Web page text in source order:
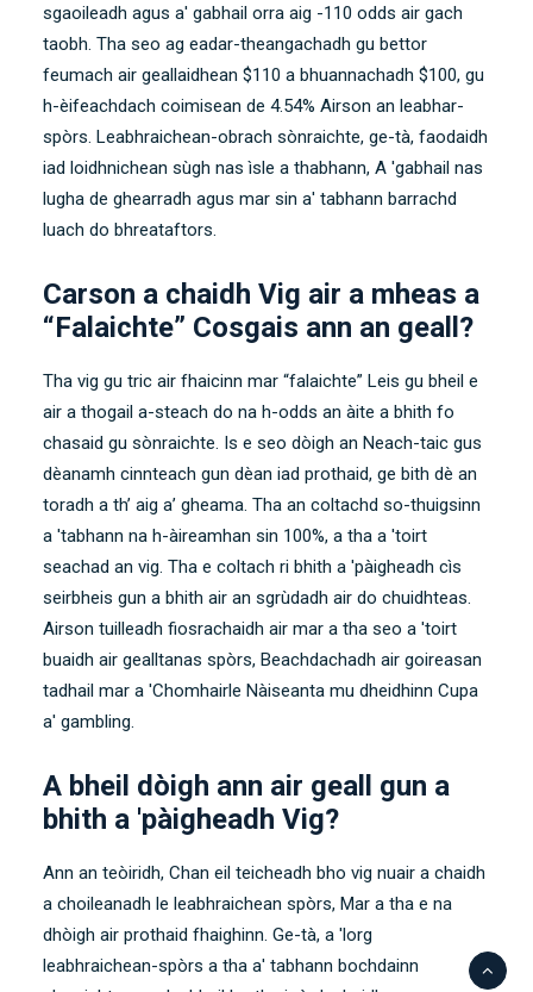
sgaoileadh agus a' gabhail orra aig -110 odds air gach
taobh. Tha seo ag eadar-theangachadh gu bettor
feumach air geallaidhean $110 a bhuannachadh $100, gu
h-èifeachdach coimisean de 4.54% Airson an leabhar-
spòrs. Leabhraichean-obrach sònraichte, ge-tà, faodaidh
iad loidhnichean sùgh nas ìsle a thabhann, A 'gabhail nas
lugha de ghearradh agus mar sin a' tabhann barrachd
luach do bhreataftors.
Carson a chaidh Vig air a mheas a
“Falaichte” Cosgais ann an geall?
Tha vig gu tric air fhaicinn mar “falaichte” Leis gu bheil e
air a thogail a-steach do na h-odds an àite a bhith fo
chasaid gu sònraichte. Is e seo dòigh an Neach-taic gus
dèanamh cinnteach gun dèan iad prothaid, ge bith dè an
toradh a th’ aig a’ gheama. Tha an coltachd so-thuigsinn
a 'tabhann na h-àireamhan sin 100%, a tha a 'toirt
seachad an vig. Tha e coltach ri bhith a 'pàigheadh ​​cìs
seirbheis gun a bhith air an sgrùdadh air do chuidhteas.
Airson tuilleadh fiosrachaidh air mar a tha seo a 'toirt
buaidh air gealltanas spòrs, Beachdachadh air goireasan
tadhail mar a 'Chomhairle Nàiseanta mu dheidhinn Cupa
a' gambling.
A bheil dòigh ann air geall gun a
bhith a 'pàigheadh ​​Vig?
Ann an teòiridh, Chan eil teicheadh ​​bho vig nuair a chaidh
a choileanadh le leabhraichean spòrs, Mar a tha e na
dhòigh air prothaid fhaighinn. Ge-tà, a 'lorg
leabhraichean-spòrs a tha a' tabhann bochdainn